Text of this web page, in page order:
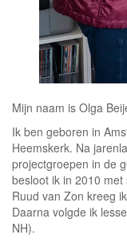
Mijn naam is Olga
Ik ben geboren in
Heemskerk. Na
projectgroepen in de
besloot ik in 2010
Ruud van Zon kreeg
Daarna volgde ik
NH).